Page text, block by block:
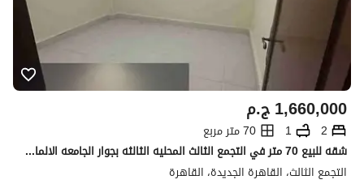
ج.م1,660,000
2
1
70 متر مربع
شقه للبيع 70 متر في التجمع الثالث المحليه الثالثه بجوار الجامعه الالمانية وارابيلا بلازا
التجمع الثالث، القاهرة الجديدة، القاهرة